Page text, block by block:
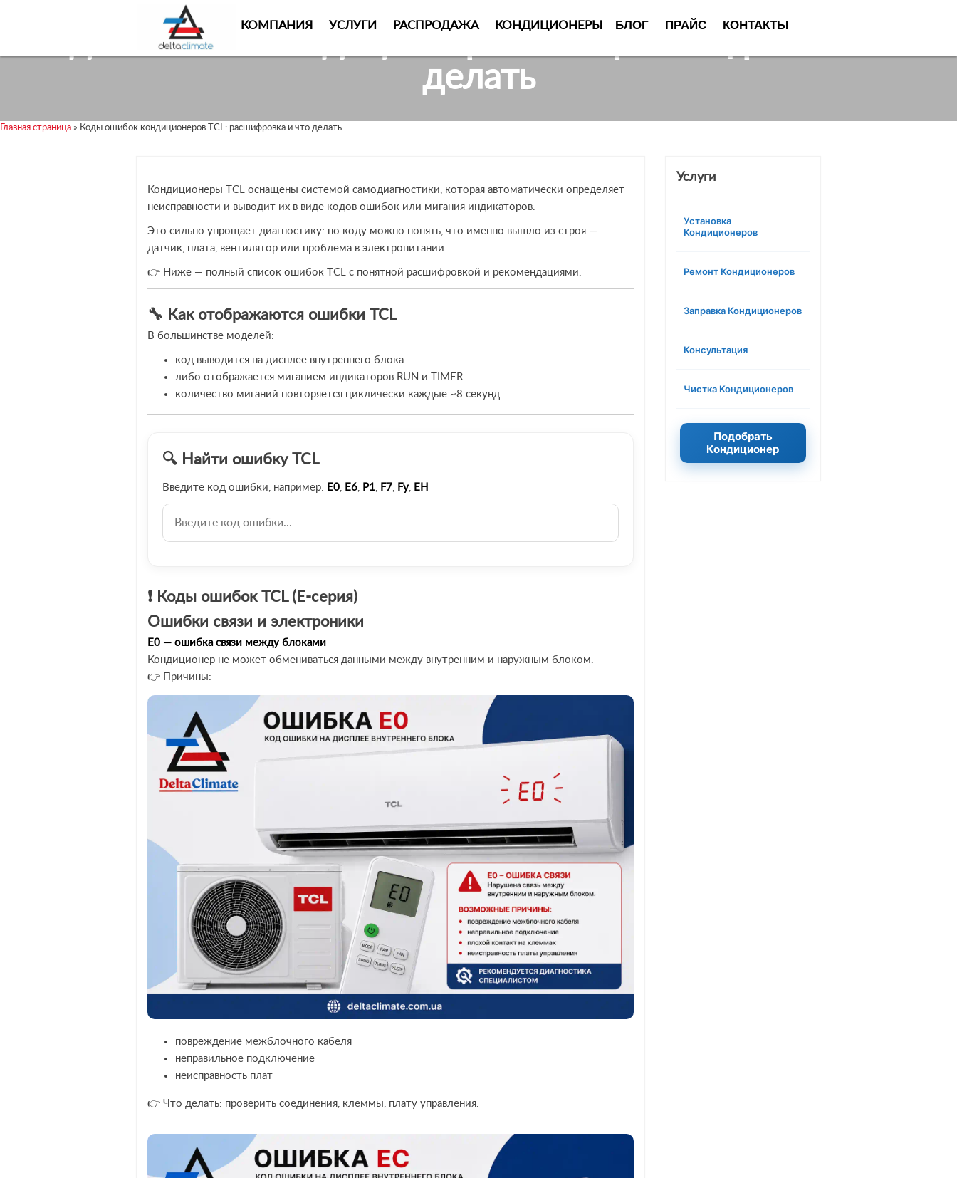
КОМПАНИЯ УСЛУГИ РАСПРОДАЖА КОНДИЦИОНЕРЫ БЛОГ ПРАЙС КОНТАКТЫ
Коды ошибок кондиционеров TCL: расшифровка и что
делать
Главная страница » Коды ошибок кондиционеров TCL: расшифровка и что делать
Кондиционеры TCL оснащены системой самодиагностики, которая автоматически определяет
неисправности и выводит их в виде кодов ошибок или мигания индикаторов.
Это сильно упрощает диагностику: по коду можно понять, что именно вышло из строя —
датчик, плата, вентилятор или проблема в электропитании.
👉 Ниже — полный список ошибок TCL с понятной расшифровкой и рекомендациями.
🔧 Как отображаются ошибки TCL
В большинстве моделей:
код выводится на дисплее внутреннего блока
либо отображается миганием индикаторов RUN и TIMER
количество миганий повторяется циклически каждые ~8 секунд
🔍 Найти ошибку TCL
Введите код ошибки, например: E0, E6, P1, F7, Fy, EH
❗ Коды ошибок TCL (E-серия)
Ошибки связи и электроники
E0 — ошибка связи между блоками
Кондиционер не может обмениваться данными между внутренним и наружным блоком.
👉 Причины:
повреждение межблочного кабеля
неправильное подключение
неисправность плат
👉 Что делать: проверить соединения, клеммы, плату управления.
Услуги
Установка
Кондиционеров
Ремонт Кондиционеров
Заправка Кондиционеров
Консультация
Чистка Кондиционеров
Подобрать
Кондиционер